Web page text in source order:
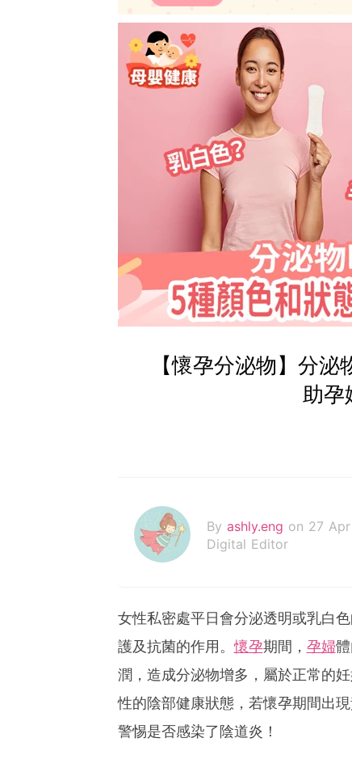
【懷孕分泌物】分
助孕
By ashly.eng on 27
Digital Editor
女性私密處平日會分泌透明或乳白
護及抗菌的作用。懷孕期間， 孕婦
潤，造成分泌物增多，屬於正常的
性的陰部健康狀態，若懷孕期間出
警惕是否感染了陰道炎！